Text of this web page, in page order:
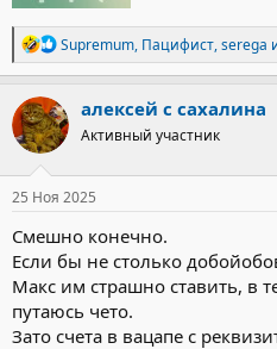
Р
е
а
к
ц
и
:
Supremum, Пацифист,serega
алексей с сахалина
Активный участник
25 Ноя 2025
Смешно конечно.
Если бы не столько
Макс им страшно ставить, в
путаюсь чето.
Зато счета в вацапе с